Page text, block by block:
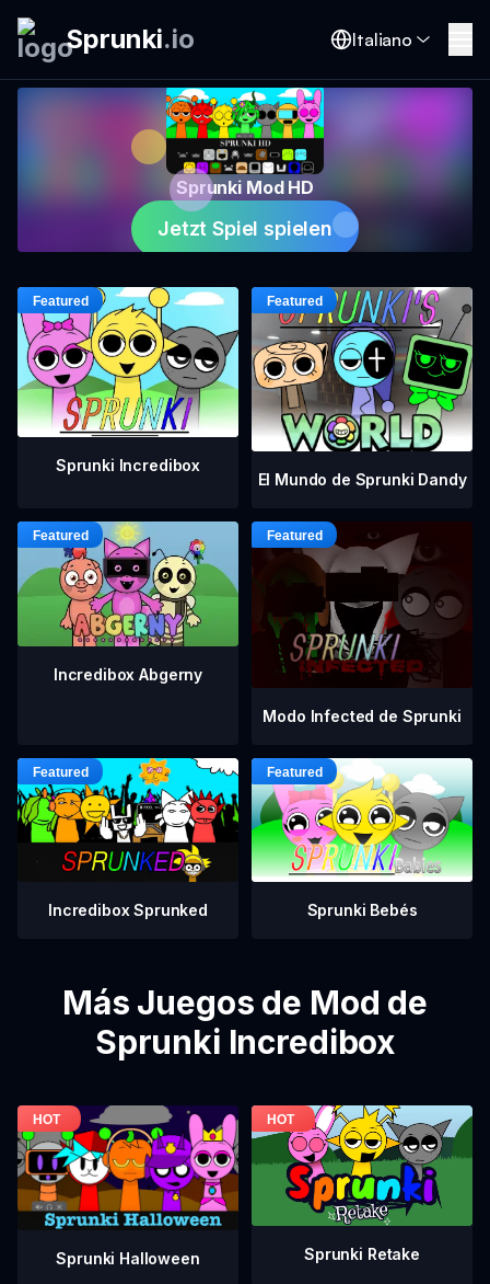
Sprunki.io Italiano
Sprunki Mod HD
Jetzt Spiel spielen
Sprunki Incredibox
El Mundo de Sprunki Dandy
Incredibox Abgerny
Modo Infected de Sprunki
Incredibox Sprunked Sprunki Bebés
Más Juegos de Mod de
Sprunki Incredibox
Sprunki Halloween Sprunki Retake